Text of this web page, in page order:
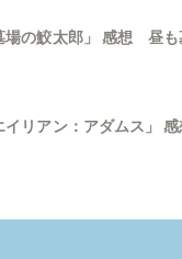
場の鮫太郎」 感想 昼
イリアン：アダムス」